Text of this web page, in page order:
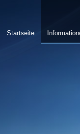
Startseite